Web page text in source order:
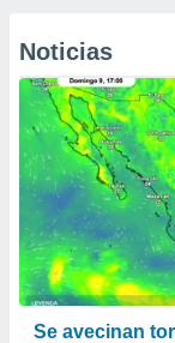
Noticias
Se avecinan